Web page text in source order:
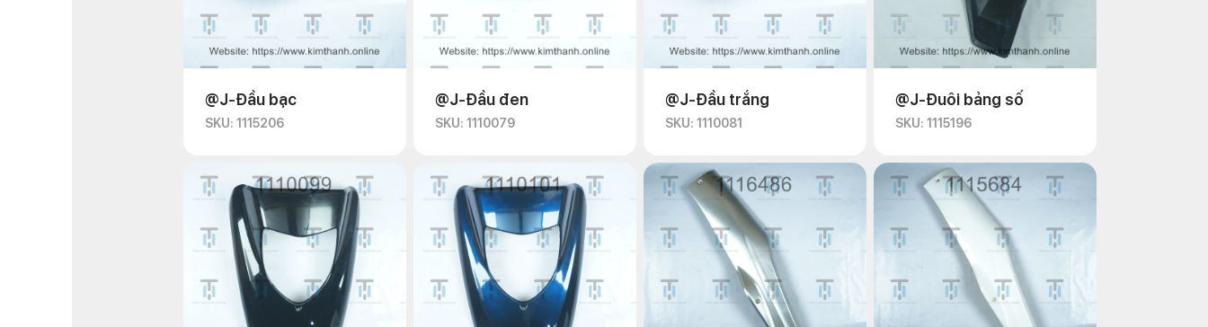
@J-Đầu bạc
SKU: 1115206
@J-Đầu đen
SKU: 1110079
@J-Đầu trắng
SKU: 1110081
@J-Đuôi bảng số
SKU: 1115196